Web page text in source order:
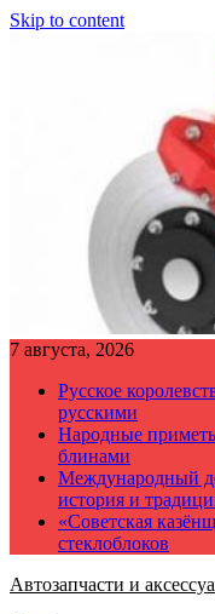
Skip to content
7 августа, 2026
Русское
русскими
Народные
блинами
Международный
история и
«Советская
стеклоблоков
Автозапчасти и